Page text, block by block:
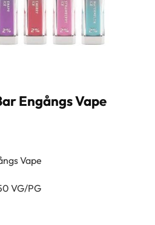
Engångs Vape
Vape
VG/PG